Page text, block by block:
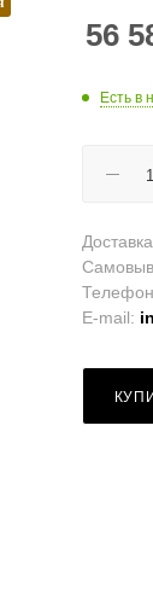
56
Есть в
E-mail: